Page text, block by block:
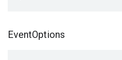
EventOptions